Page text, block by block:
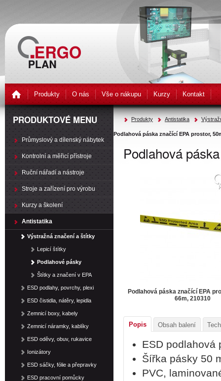
Produkty O nás Vše o nákupu Kurzy Kontakt
Produkty Antistatika
Podlahová páska značící EPA prostor,
Podlahová
Podlahová páska značící EPA
66m, 210310
Popis Obsah balení
ESD podlahová
Šířka pásky 50
PVC,
PRODUKTOVÉ MENU
Průmyslový a dílenský nábytek
Kontrolní a měřicí přístroje
Ruční nářadí a nástroje
Stroje a zařízení pro výrobu
Kurzy a školení
Antistatika
Výstražná značení a štítky
Lepicí štítky
Podlahové pásky
Štítky a značení v EPA
ESD podlahy, povrchy, plexi
ESD čistidla, nátěry, lepidla
Zemnicí boxy, kabely
Zemnicí náramky, kablíky
ESD oděvy, obuv, rukavice
Ionizátory
ESD sáčky, fólie a přepravky
ESD pracovní pomůcky